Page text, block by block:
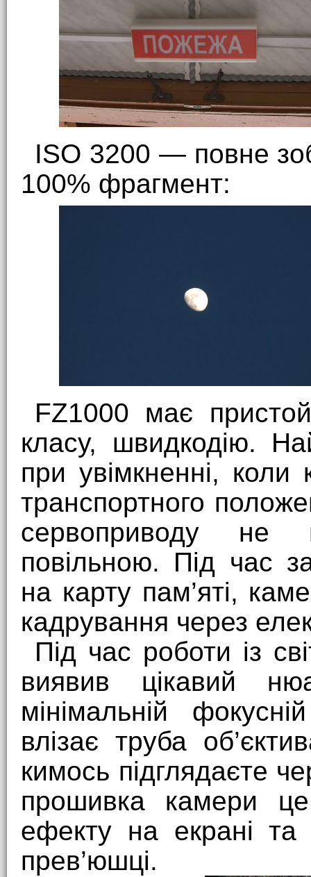
ISO 3200 — повне
100% фрагмент:
FZ1000 має
класу, швидкодію.
при увімкненні, коли
транспортного
сервоприводу не
повільною. Під час
на карту пам’яті,
кадрування через
Під час роботи із
виявив цікавий
мінімальній
влізає труба
кимось підглядаєте
прошивка камери
ефекту на екрані
прев’юшці.